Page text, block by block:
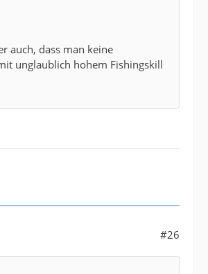
auch, dass man keine
unglaublich hohem Fishingskill
#26